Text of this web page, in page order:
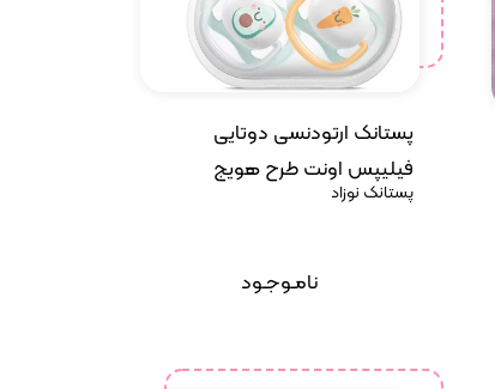
پستانک ارتودنسی دوتایی
فیلیپس اونت طرح هویج
پستانک نوزاد
نامـوجـود